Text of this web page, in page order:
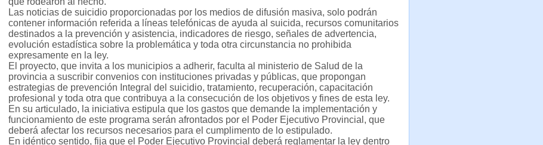
Las noticias de suicidio proporcionadas por los medios de difusión masiva, solo podrán
contener información referida a líneas telefónicas de ayuda al suicida, recursos comunitarios
destinados a la prevención y asistencia, indicadores de riesgo, señales de advertencia,
evolución estadística sobre la problemática y toda otra circunstancia no prohibida
expresamente en la ley.
El proyecto, que invita a los municipios a adherir, faculta al ministerio de Salud de la
provincia a suscribir convenios con instituciones privadas y públicas, que propongan
estrategias de prevención Integral del suicidio, tratamiento, recuperación, capacitación
profesional y toda otra que contribuya a la consecución de los objetivos y fines de esta ley.
En su articulado, la iniciativa estipula que los gastos que demande la implementación y
funcionamiento de este programa serán afrontados por el Poder Ejecutivo Provincial, que
deberá afectar los recursos necesarios para el cumplimento de lo estipulado.
En idéntico sentido, fija que el Poder Ejecutivo Provincial deberá reglamentar la ley dentro